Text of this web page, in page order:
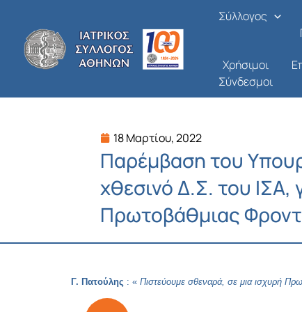
περιεχόμενο
Σύλλογος
Χρήσιμοι
Σύνδεσμοι
18 Μαρτίου, 2022
Παρέμβαση του
χθεσινό Δ.Σ. του ΙΣΑ,
Πρωτοβάθμιας
Γ. Πατούλης : « Πιστεύουμε σθεναρά, σε μια ισχυρή